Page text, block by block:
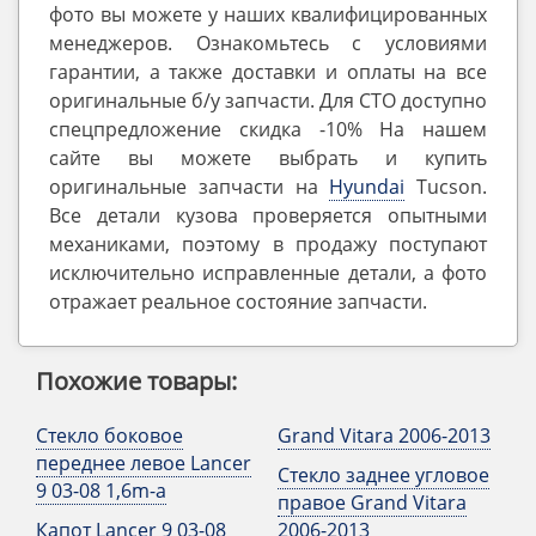
фото вы можете у наших квалифицированных
менеджеров. Ознакомьтесь с условиями
гарантии, а также доставки и оплаты на все
оригинальные б/у запчасти. Для СТО доступно
спецпредложение скидка -10% На нашем
сайте вы можете выбрать и купить
оригинальные запчасти на Hyundai Tucson.
Все детали кузова проверяется опытными
механиками, поэтому в продажу поступают
исключительно исправленные детали, а фото
отражает реальное состояние запчасти.
Похожие товары:
Стекло боковое
переднее левое Lancer
9 03-08 1,6m-a
Капот Lancer 9 03-08
Grand Vitara 2006-2013
Стекло заднее угловое
правое Grand Vitara
2006-2013